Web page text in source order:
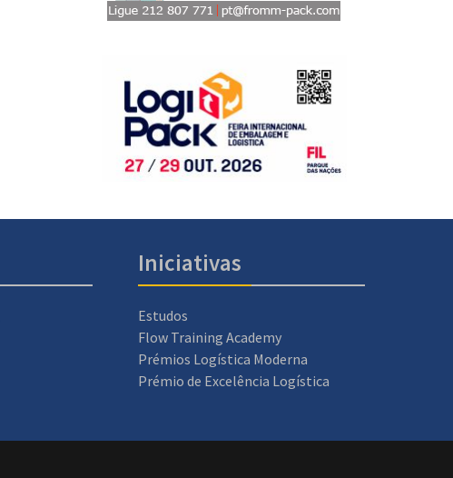
Iniciativas
Estudos
Flow Training Academy
Prémios Logística Moderna
Prémio de Excelência Logística